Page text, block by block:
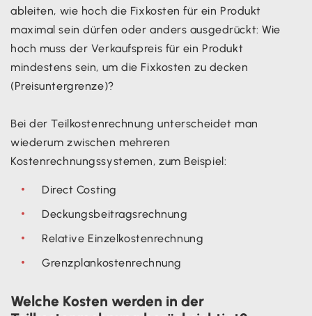
ableiten, wie hoch die Fixkosten für ein Produkt
maximal sein dürfen oder anders ausgedrückt: Wie
hoch muss der Verkaufspreis für ein Produkt
mindestens sein, um die Fixkosten zu decken
(Preisuntergrenze)?
Bei der Teilkostenrechnung unterscheidet man
wiederum zwischen mehreren
Kostenrechnungssystemen, zum Beispiel:
Direct Costing
Deckungsbeitragsrechnung
Relative Einzelkostenrechnung
Grenzplankostenrechnung
Welche Kosten werden in der